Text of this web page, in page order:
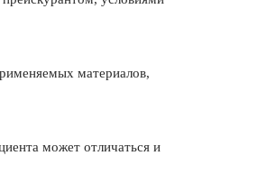
материалов,
может отличаться и